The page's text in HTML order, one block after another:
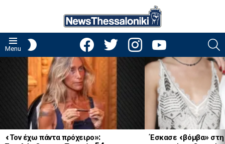
Menu
facebooktwitter instagramyoutube
«Τον έχω πάντα πρόχειρο»:
Έσκασε «βόμβα»